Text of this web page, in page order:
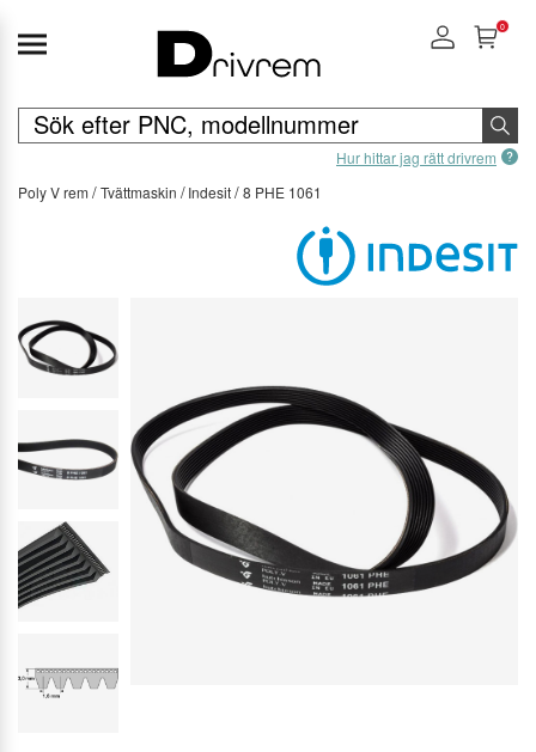
Hur hittar jag rätt drivrem
0
Poly V rem Tvättmaskin Indesit 8 PHE 1061